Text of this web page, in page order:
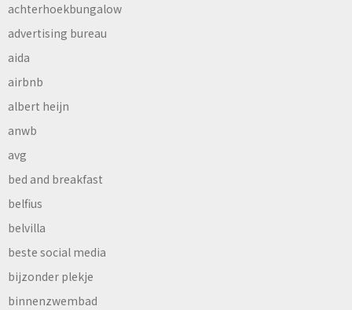
achterhoekbungalow
advertising bureau
aida
airbnb
albert heijn
anwb
avg
bed and breakfast
belfius
belvilla
beste social media
bijzonder plekje
binnenzwembad